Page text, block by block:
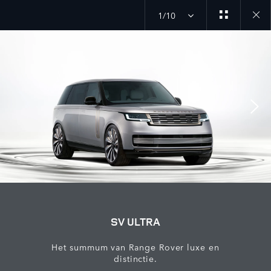
1/10
SV ULTRA
Het summum van Range Rover luxe en
distinctie.